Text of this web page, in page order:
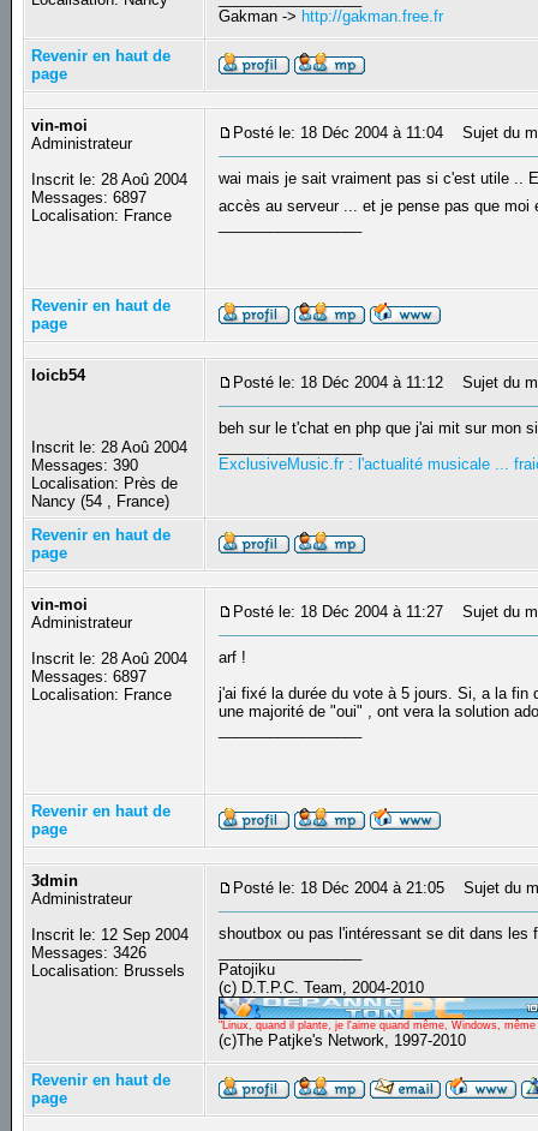
Gakman -> http://gakman.free.fr
Revenir en haut de
page
vin-moi
Administrateur
Inscrit le: 28 Aoû 2004
Messages: 6897
Localisation: France
Posté le: 18 Déc 2004 à 11:04 Sujet du
wai mais je sait vraiment pas si c'est utile ..
accès au serveur ... et je pense pas que
Revenir en haut de
page
loicb54
Inscrit le: 28 Aoû 2004
Messages: 390
Localisation: Près de
Nancy (54 , France)
Posté le: 18 Déc 2004 à 11:12 Sujet du
beh sur le t'chat en php que j'ai mit sur mon
ExclusiveMusic.fr : l'actualité musicale ...
Revenir en haut de
page
vin-moi
Administrateur
Inscrit le: 28 Aoû 2004
Messages: 6897
Localisation: France
Posté le: 18 Déc 2004 à 11:27 Sujet du
arf !
j'ai fixé la durée du vote à 5 jours. Si, a la
une majorité de "oui" , ont vera la solution
Revenir en haut de
page
3dmin
Administrateur
Inscrit le: 12 Sep 2004
Messages: 3426
Localisation: Brussels
Posté le: 18 Déc 2004 à 21:05 Sujet du
shoutbox ou pas l'intéressant se dit dans les
Patojiku
(c) D.T.P.C. Team, 2004-2010
"Linux, quand il plante, je l'aime quand même, Windows,
(c)The Patjke's Network, 1997-2010
Revenir en haut de
page